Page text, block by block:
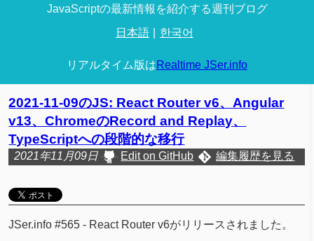
JavaScriptの最新情報を紹介する週刊ブログ
日本語 한국어
リアルタイム版はRealtime JSer.info
2021-11-09のJS: React Router v6、Angular
v13、ChromeのRecord and Replay、
TypeScriptへの段階的な移行
2021年11月09日 Edit on GitHub 編集履歴を見る
JSer.info #565 - React Router v6がリリースされました。